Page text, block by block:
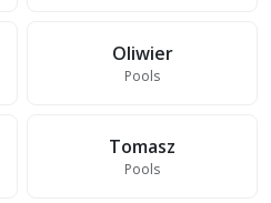
Oliwier
Pools
Tomasz
Pools